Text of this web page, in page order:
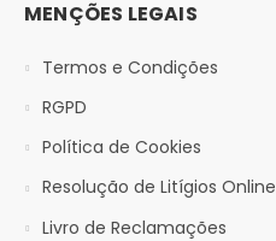
MENÇÕES LEGAIS
Termos e Condições
RGPD
Política de Cookies
Resolução de Litígios Online
Livro de Reclamações